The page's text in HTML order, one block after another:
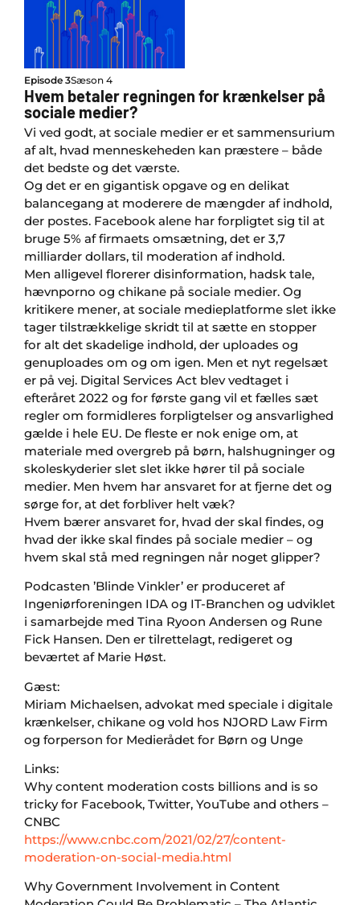
Episode 3Sæson 4
Hvem betaler regningen for krænkelser på
sociale medier?
Vi ved godt, at sociale medier er et sammensurium
af alt, hvad menneskeheden kan præstere – både
det bedste og det værste.
Og det er en gigantisk opgave og en delikat
balancegang at moderere de mængder af indhold,
der postes. Facebook alene har forpligtet sig til at
bruge 5% af firmaets omsætning, det er 3,7
milliarder dollars, til moderation af indhold.
Men alligevel florerer disinformation, hadsk tale,
hævnporno og chikane på sociale medier. Og
kritikere mener, at sociale medieplatforme slet ikke
tager tilstrækkelige skridt til at sætte en stopper
for alt det skadelige indhold, der uploades og
genuploades om og om igen. Men et nyt regelsæt
er på vej. Digital Services Act blev vedtaget i
efteråret 2022 og for første gang vil et fælles sæt
regler om formidleres forpligtelser og ansvarlighed
gælde i hele EU. De fleste er nok enige om, at
materiale med overgreb på børn, halshugninger og
skoleskyderier slet slet ikke hører til på sociale
medier. Men hvem har ansvaret for at fjerne det og
sørge for, at det forbliver helt væk?
Hvem bærer ansvaret for, hvad der skal findes, og
hvad der ikke skal findes på sociale medier – og
hvem skal stå med regningen når noget glipper?
Podcasten ’Blinde Vinkler’ er produceret af
Ingeniørforeningen IDA og IT-Branchen og udviklet
i samarbejde med Tina Ryoon Andersen og Rune
Fick Hansen. Den er tilrettelagt, redigeret og
beværtet af Marie Høst.
Gæst:
Miriam Michaelsen, advokat med speciale i digitale
krænkelser, chikane og vold hos NJORD Law Firm
og forperson for Medierådet for Børn og Unge
Links:
Why content moderation costs billions and is so
tricky for Facebook, Twitter, YouTube and others –
CNBC
https://www.cnbc.com/2021/02/27/content-
moderation-on-social-media.html
Why Government Involvement in Content